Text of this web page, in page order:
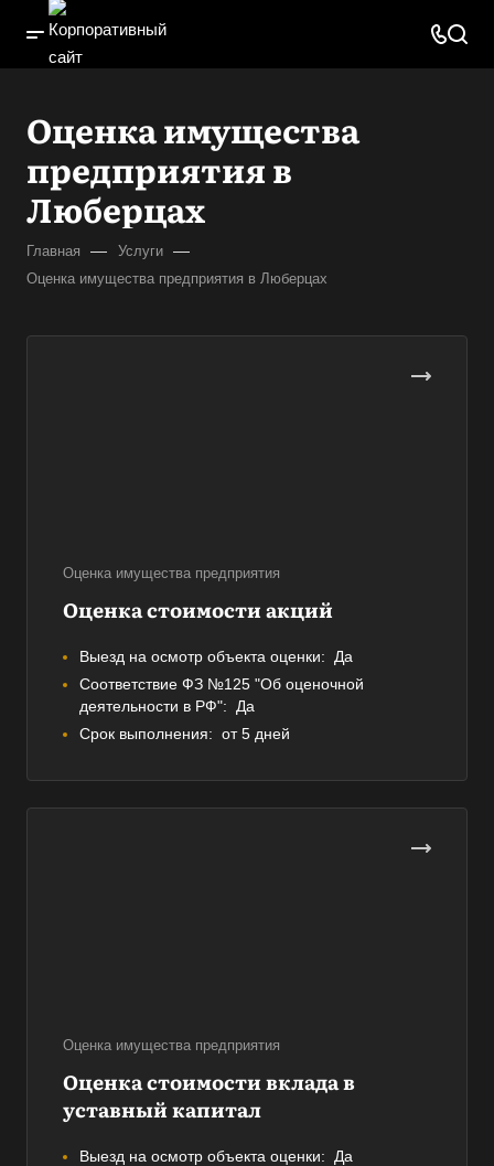
Оценка имущества
предприятия в
Люберцах
Главная — Услуги —
Оценка имущества предприятия в Люберцах
Оценка имущества предприятия
Оценка стоимости акций
Выезд на осмотр объекта оценки:
Да
Соответствие ФЗ №125 "Об оценочной
деятельности в РФ":
Да
Срок выполнения: от 5 дней
Оценка имущества предприятия
Оценка стоимости вклада в
уставный капитал
Выезд на осмотр объекта оценки:
Да